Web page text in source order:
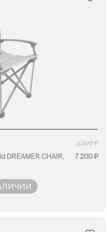
9 000
DREAMER CHAIR,
7 200